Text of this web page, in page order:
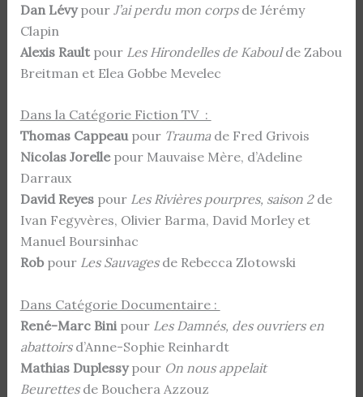
Dan LévypourJ’ai perdu mon corpsde Jérémy
Clapin
Alexis Raultpour Les Hirondelles de Kaboulde Zabou
Breitman et Elea Gobbe Mevelec
Dans la Catégorie Fiction TV :
Thomas Cappeaupour Traumade Fred Grivois
Nicolas Jorellepour Mauvaise Mère, d’Adeline
Darraux
David Reyespour Les Rivières pourpres, saison 2de
Ivan Fegyvères, Olivier Barma, David Morley et
Manuel Boursinhac
Robpour Les Sauvagesde Rebecca Zlotowski
Dans Catégorie Documentaire :
René-Marc Binipour Les Damnés, des ouvriers en
abattoirs d’Anne-Sophie Reinhardt
Mathias Duplessypour On nous appelait
Beurettesde Bouchera Azzouz